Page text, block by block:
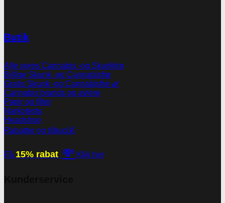
Butik
Alle vores Cannabis -og Skunkfrø
Billige Skunk -og Cannabisfrø
Gratis Skunk -og Cannabisfrø 🌿
Cannabis brands og avlere
Papir og filter
Narkotests
Headshop
Rabatter og tilbud💰
Få 15% rabat 💸 Klik her